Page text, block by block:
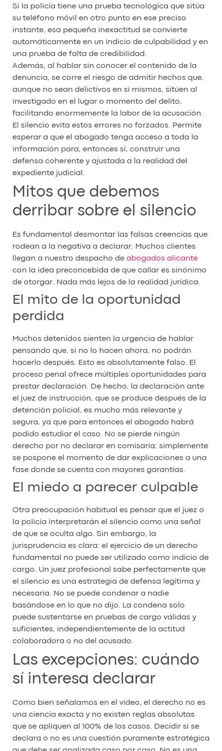
Si la policía tiene una prueba tecnológica que sitúa
su teléfono móvil en otro punto en ese preciso
instante, esa pequeña inexactitud se convierte
automáticamente en un indicio de culpabilidad y en
una prueba de falta de credibilidad.
Además, al hablar sin conocer el contenido de la
denuncia, se corre el riesgo de admitir hechos que,
aunque no sean delictivos en sí mismos, sitúen al
investigado en el lugar o momento del delito,
facilitando enormemente la labor de la acusación.
El silencio evita estos errores no forzados. Permite
esperar a que el abogado tenga acceso a toda la
información para, entonces sí, construir una
defensa coherente y ajustada a la realidad del
expediente judicial.
Mitos que debemos
derribar sobre el silencio
Es fundamental desmontar las falsas creencias que
rodean a la negativa a declarar. Muchos clientes
llegan a nuestro despacho de abogados alicante
con la idea preconcebida de que callar es sinónimo
de otorgar. Nada más lejos de la realidad jurídica.
El mito de la oportunidad
perdida
Muchos detenidos sienten la urgencia de hablar
pensando que, si no lo hacen ahora, no podrán
hacerlo después. Esto es absolutamente falso. El
proceso penal ofrece múltiples oportunidades para
prestar declaración. De hecho, la declaración ante
el juez de instrucción, que se produce después de la
detención policial, es mucho más relevante y
segura, ya que para entonces el abogado habrá
podido estudiar el caso. No se pierde ningún
derecho por no declarar en comisaría; simplemente
se pospone el momento de dar explicaciones a una
fase donde se cuenta con mayores garantías.
El miedo a parecer culpable
Otra preocupación habitual es pensar que el juez o
la policía interpretarán el silencio como una señal
de que se oculta algo. Sin embargo, la
jurisprudencia es clara: el ejercicio de un derecho
fundamental no puede ser utilizado como indicio de
cargo. Un juez profesional sabe perfectamente que
el silencio es una estrategia de defensa legítima y
necesaria. No se puede condenar a nadie
basándose en lo que no dijo. La condena solo
puede sustentarse en pruebas de cargo válidas y
suficientes, independientemente de la actitud
colaboradora o no del acusado.
Las excepciones: cuándo
sí interesa declarar
Como bien señalamos en el vídeo, el derecho no es
una ciencia exacta y no existen reglas absolutas
que se apliquen al 100% de los casos. Decidir si se
declara o no es una cuestión puramente estratégica